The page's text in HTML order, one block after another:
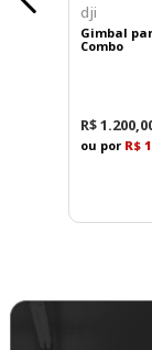
dji
Gimbal
Combo
R$1.200
ou por R$